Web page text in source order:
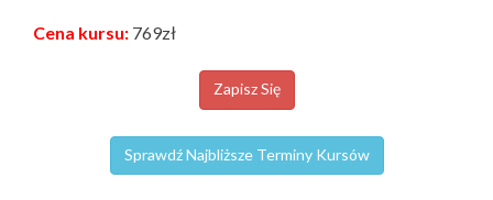
Cena kursu: 769zł
Zapisz Się
Sprawdź Najbliższe Terminy Kursów